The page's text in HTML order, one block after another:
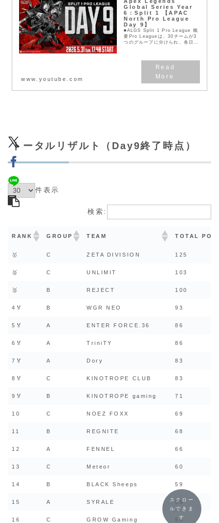
Global Series Year
6：Split 1 【APAC
North Pro League
Day 9】
■ALGS Split 1 Pro League 概
要Pro Leagueは、30チームが3
つのグループに分けられ、各日程
合計の上位20...
www.youtube.com
トータルリザルト（Day9終了時点）
件表示
検索:
RANK GROUP TEAM TOTAL
🥇 C ZETA DIVISION 125
🥈 C UNLIMIT 103
🥉 B REJECT 100
4🏅 B WGR NEO 93
5🏅 A ENTER FORCE.36 86
6🏅 A TriniTY 86
7🏅 A Dory 83
8🏅 C KINOTROPE CLUB 83
9🏅 B KINOTROPE gaming 71
10 C NOEZ FOXX 69
11 B REGNITE 68
12 A FENNEL 66
13 C Meteor 60
14 B BLACK Sheeps 59
15 A SYRALE 55
16 C GROW Gaming 54
スクロー
ルできま
す